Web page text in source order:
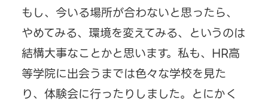
もし、今いる場所が合わないと思ったら、
やめてみる、環境を変えてみる、というのは
結構大事なことかと思います。私も、HR高
等学院に出会うまでは色々な学校を見た
り、体験会に行ったりしました。とにかく